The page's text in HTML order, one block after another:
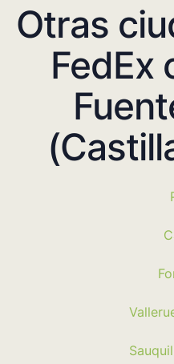
Otras
FedEx